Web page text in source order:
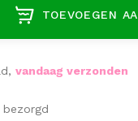
TOEVOEGEN
vandaag verzonden
bezorgd